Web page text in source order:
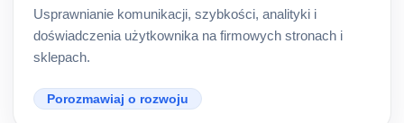
Usprawnianie komunikacji, szybkości, analityki i
doświadczenia użytkownika na firmowych stronach i
sklepach.
Porozmawiaj o rozwoju